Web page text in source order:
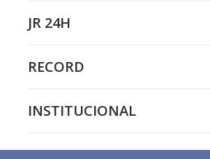
JR 24H
RECORD
INSTITUCIONAL